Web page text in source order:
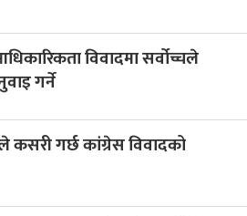
विवादमा सर्वोच्चले
गर्ने
कसरी गर्छ कांग्रेस विवादको